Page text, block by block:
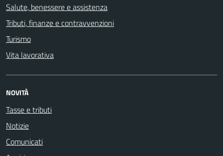
Salute, benessere e assistenza
Tributi, finanze e contravvenzioni
Turismo
Vita lavorativa
NOVITÀ
Tasse e tributi
Notizie
Comunicati